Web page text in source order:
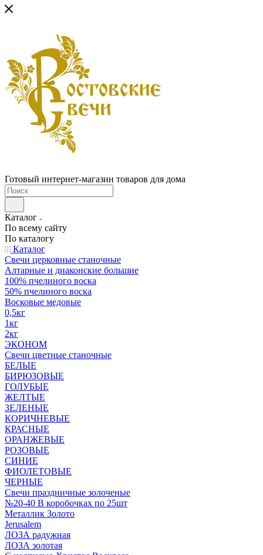
Готовый интернет-магазин товаров для дома
Каталог
По всему сайту
По каталогу
Каталог
Свечи церковные станочные
Алтарные и диаконские большие
100% пчелиного воска
50% пчелиного воска
Восковые медовые
0,5кг
1кг
2кг
ЭКОНОМ
Свечи цветные станочные
БЕЛЫЕ
БИРЮЗОВЫЕ
ГОЛУБЫЕ
ЖЕЛТЫЕ
ЗЕЛЕНЫЕ
КОРИЧНЕВЫЕ
КРАСНЫЕ
ОРАНЖЕВЫЕ
РОЗОВЫЕ
СИНИЕ
ФИОЛЕТОВЫЕ
ЧЕРНЫЕ
Свечи праздничные золоченые
№20-40 В коробочках по 25шт
Металлик Золото
Jerusalem
ЛОЗА радужная
ЛОЗА золотая